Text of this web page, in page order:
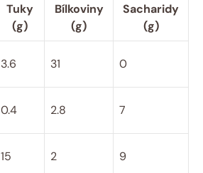
Tuky
(g)
Bílkoviny
(g)
Sacharidy
(g)
3.6 31 0
0.4 2.8 7
15 2 9